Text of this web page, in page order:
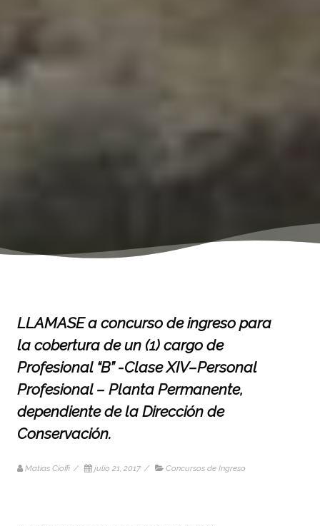
LLAMASE a concurso de ingreso para
la cobertura de un (1) cargo de
Profesional “B” -Clase XIV–Personal
Profesional – Planta Permanente,
dependiente de la Dirección de
Conservación.
Matias Cioffi / julio 21, 2017 / Concursos de Ingreso